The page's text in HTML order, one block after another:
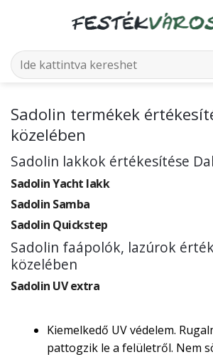
Keresés
a
Sadolin termékek
közelében
Sadolin lakkok értékesítése
Sadolin Yacht lakk
Sadolin Samba
Sadolin Quickstep
Sadolin faápolók, lazúrok
közelében
Sadolin UV extra
Kiemelkedő UV védelem.
pattogzik le a felületről. Nem